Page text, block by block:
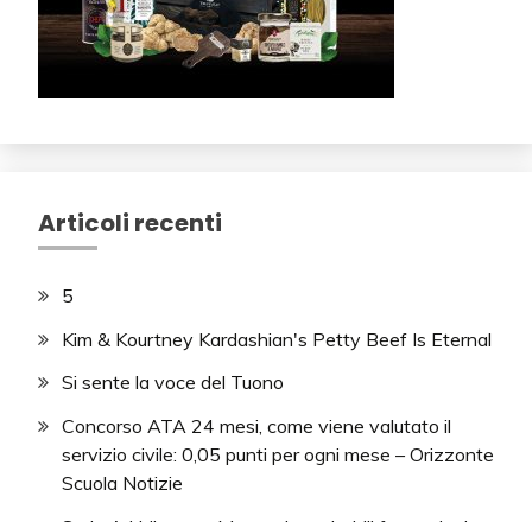
Articoli recenti
5
Kim & Kourtney Kardashian's Petty Beef Is Eternal
Si sente la voce del Tuono
Concorso ATA 24 mesi, come viene valutato il
servizio civile: 0,05 punti per ogni mese – Orizzonte
Scuola Notizie